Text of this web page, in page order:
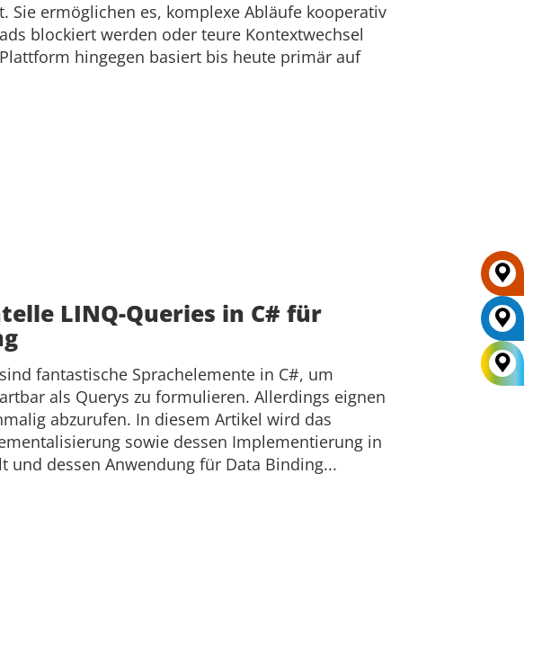
Sie ermöglichen es, komplexe Abläufe kooperativ
blockiert werden oder teure Kontextwechsel
hingegen basiert bis heute primär auf
LINQ-Queries in C# für
fantastische Sprachelemente in C#, um
als Querys zu formulieren. Allerdings eignen
abzurufen. In diesem Artikel wird das
sowie dessen Implementierung in
und dessen Anwendung für Data Binding...